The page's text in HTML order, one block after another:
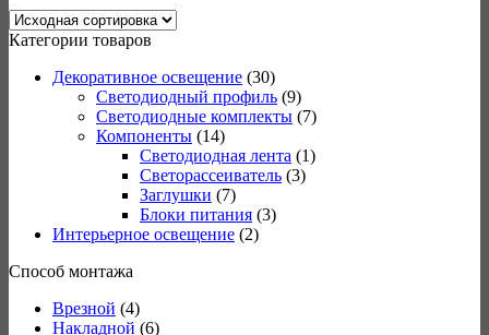
Категории товаров
Декоративное освещение (30)
Светодиодный профиль (9)
Светодиодные комплекты (7)
Компоненты (14)
Светодиодная лента (1)
Светорассеиватель (3)
Заглушки (7)
Блоки питания (3)
Интерьерное освещение (2)
Способ монтажа
Врезной (4)
Накладной (6)